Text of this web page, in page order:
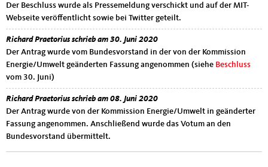
Der Beschluss wurde als Pressemeldung verschickt und auf der MIT-
Webseite veröffentlicht sowie bei Twitter geteilt.
Der Antrag wurde vom
Richard Praetorius schrieb am 30. Juni 2020
Der Antrag wurde vom Bundesvorstand in der von der Kommission
Energie/Umwelt geänderten Fassung angenommen (siehe Beschluss
vom 30. Juni)
Der Antrag wurde von der
Richard Praetorius schrieb am 08. Juni 2020
Der Antrag wurde von der Kommission Energie/Umwelt in geänderter
Fassung angenommen. Anschließend wurde das Votum an den
Bundesvorstand übermittelt.